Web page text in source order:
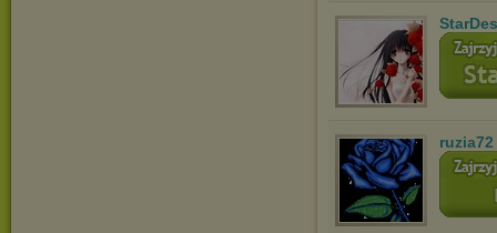
ruzia72